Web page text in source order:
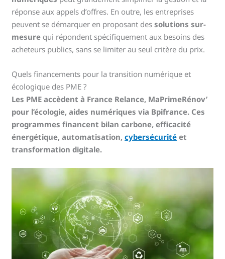
réponse aux appels d’offres. En outre, les entreprises
peuvent se démarquer en proposant dessolutions sur-
mesure qui répondent spécifiquement aux besoins des
acheteurs publics, sans se limiter au seul critère du prix.
Quels financements pour la transition numérique et
écologique des PME ?
Les PME accèdent à France Relance, MaPrimeRénov’
pour l’écologie, aides numériques via Bpifrance. Ces
programmes financent bilan carbone, efficacité
énergétique, automatisation,cybersécurité et
transformation digitale.